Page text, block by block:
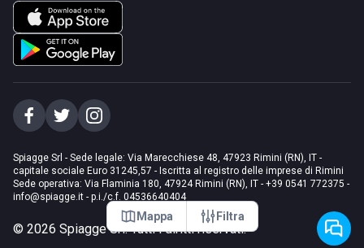
Mappa Filtra
Spiagge Srl - Sede legale: Via Marecchiese 48, 47923 Rimini (RN), IT -
capitale sociale Euro 31245,57 - Iscritta al registro delle imprese di Rimini
Sede operativa: Via Flaminia 180, 47924 Rimini (RN), IT - +39 0541 772375 -
info@spiagge.it - p.i./c.f. 04536640404
© 2026 Spiagge Srl. Tutti i diritti riservati.